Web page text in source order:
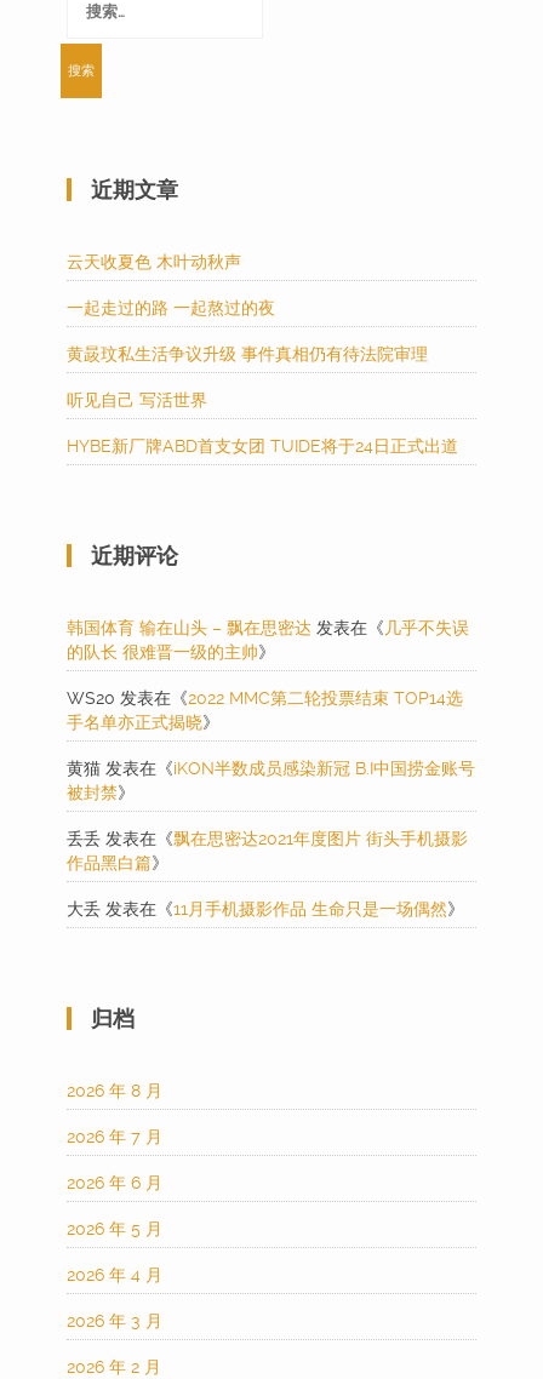
索：
近期文章
云天收夏色 木叶动秋声
一起走过的路 一起熬过的夜
黄晸玟私生活争议升级 事件真相仍有待法院审理
听见自己 写活世界
HYBE新厂牌ABD首支女团 TUIDE将于24日正式出道
近期评论
韩国体育 输在山头 – 飘在思密达 发表在《 几乎不失误
的队长 很难晋一级的主帅》
WS20 发表在《2022 MMC第二轮投票结束 TOP14选
手名单亦正式揭晓》
黄猫 发表在《iKON半数成员感染新冠 B.I中国捞金账号
被封禁》
丢丢 发表在《飘在思密达2021年度图片 街头手机摄影
作品黑白篇》
大丢 发表在《11月手机摄影作品 生命只是一场偶然》
归档
2026 年 8 月
2026 年 7 月
2026 年 6 月
2026 年 5 月
2026 年 4 月
2026 年 3 月
2026 年 2 月